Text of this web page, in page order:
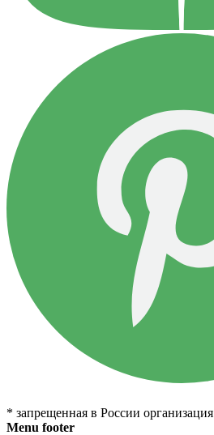
* запрещенная в России организация
Menu footer